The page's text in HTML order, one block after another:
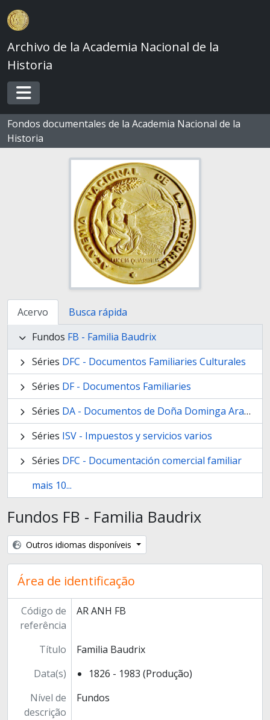
Skip to main content
Archivo de la Academia Nacional de la
Historia
Toggle navigation
Fondos documentales de la Academia Nacional de la
Historia
Acervo
Busca rápida
Fundos FB - Familia Baudrix
Séries DFC - Documentos Familiaries Culturales
Séries DF - Documentos Familiaries
Séries DA - Documentos de Doña Dominga Arana y su testamentaria
Séries ISV - Impuestos y servicios varios
Séries DFC - Documentación comercial familiar
mais 10...
Fundos FB - Familia Baudrix
Outros idiomas disponíveis
Área de identificação
Código de
referência
AR ANH FB
Título
Familia Baudrix
Data(s)
1826 - 1983 (Produção)
Nível de
descrição
Fundos